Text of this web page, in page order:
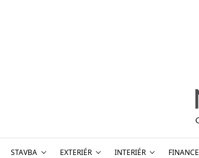
STAVBA EXTERIÉR INTERIÉR FINANCE